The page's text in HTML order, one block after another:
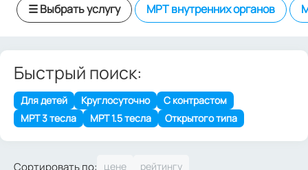
☰ Выбрать услугу МРТ внутренних органов
Быстрый поиск:
Для детей Круглосуточно
С контрастом
МРТ 3 тесла
МРТ 1.5 тесла Открытого типа
Сортировать по: